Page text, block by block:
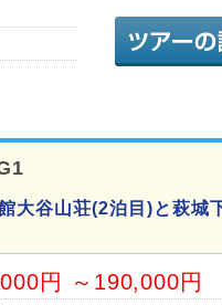
大谷山荘(2泊目)と萩城
円 ～190,000円